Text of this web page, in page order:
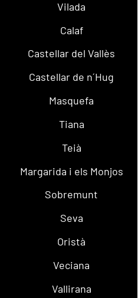
Vilada
Calaf
Castellar del Vallès
Castellar de n´Hug
Masquefa
Tiana
Teià
Margarida i els Monjos
Sobremunt
Seva
Oristà
Veciana
Vallirana